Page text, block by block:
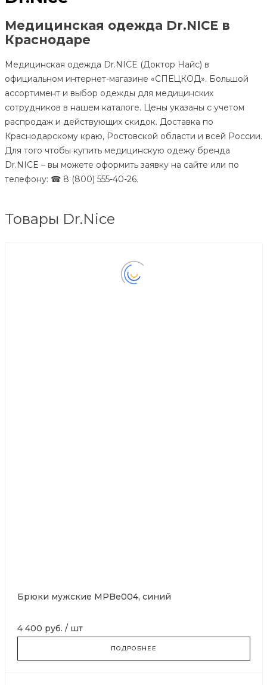
Медицинская одежда Dr.NICE в
Краснодаре
Медицинская одежда Dr.NICE (Доктор Найс) в
официальном интернет-магазине «СПЕЦКОД». Большой
ассортимент и выбор одежды для медицинских
сотрудников в нашем каталоге. Цены указаны с учетом
распродаж и действующих скидок. Доставка по
Краснодарскому краю, Ростовской области и всей России.
Для того чтобы купить медицинскую одежу бренда
Dr.NICE – вы можете оформить заявку на сайте или по
телефону: ☎ 8 (800) 555-40-26.
Товары Dr.Nice
Брюки мужские MPBe004, синий
4 400 руб. / шт
ПОДРОБНЕЕ